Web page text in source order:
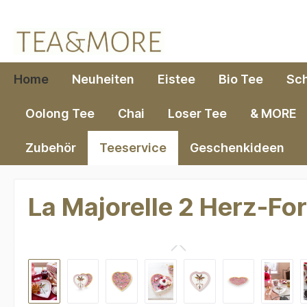
Home Neuheiten Eistee Bio Tee
Oolong Tee Chai Loser Tee & MORE
Zubehör Teeservice Geschenkideen
La Majorelle 2 Herz-
Bildergalerie überspringen